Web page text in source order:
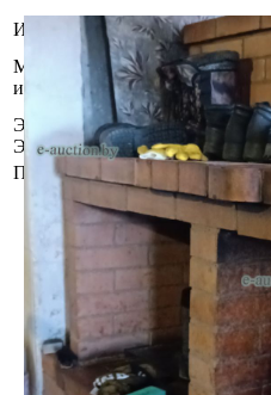
Информация о предмете
Местоположение
имущества
р-н,
дом,
Этажность сооружения /
Этаж
Площадь общая (кв.м.)
419.4
из